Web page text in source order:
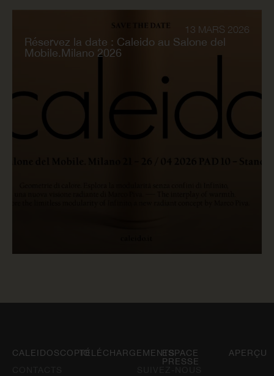
13 MARS 2026
Réservez la date : Caleido au Salone del
Mobile.Milano 2026
CALEIDOSCOPIOTÉLÉCHARGEMENTSESPACE
PRESSE
APERÇU